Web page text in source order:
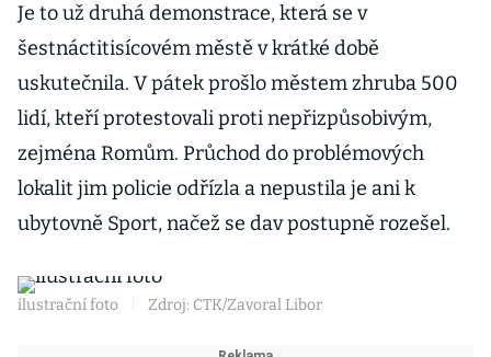
Je to už druhá demonstrace, která se v
šestnáctitisícovém městě v krátké době
uskutečnila. V pátek prošlo městem zhruba 500
lidí, kteří protestovali proti nepřizpůsobivým,
zejména Romům. Průchod do problémových
lokalit jim policie odřízla a nepustila je ani k
ubytovně Sport, načež se dav postupně rozešel.
ilustrační foto Zdroj: CTK/Zavoral Libor